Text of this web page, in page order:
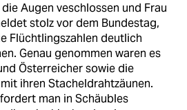
Augen veschlossen und Frau
stolz vor dem Bundestag,
Flüchtlingszahlen deutlich
Genau genommen waren es
Österreicher sowie die
ihren Stacheldrahtzäunen.
man in Schäubles